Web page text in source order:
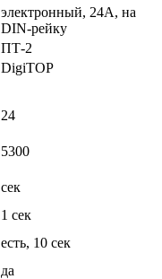
электронный, 24А, на
DIN-рейку
ПТ-2
DigiTOP
24
5300
сек
1 сек
есть, 10 сек
да